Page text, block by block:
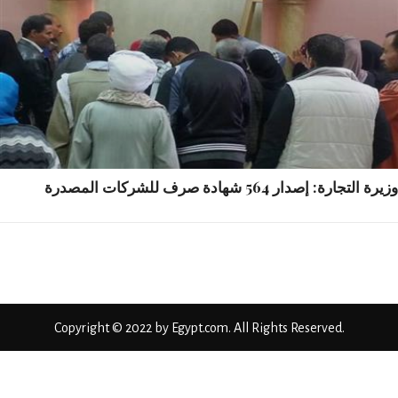
إصدار 564 شهادة صرف للشركات المصدرة
Copyright © 2022 by Egypt.com. All Rights Reserved.